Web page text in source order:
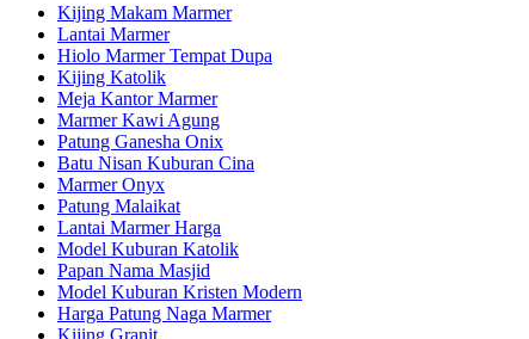
Kijing Makam Marmer
Lantai Marmer
Hiolo Marmer Tempat Dupa
Kijing Katolik
Meja Kantor Marmer
Marmer Kawi Agung
Patung Ganesha Onix
Batu Nisan Kuburan Cina
Marmer Onyx
Patung Malaikat
Lantai Marmer Harga
Model Kuburan Katolik
Papan Nama Masjid
Model Kuburan Kristen Modern
Harga Patung Naga Marmer
Kijing Granit